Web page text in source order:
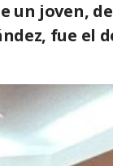
un joven,
fue el